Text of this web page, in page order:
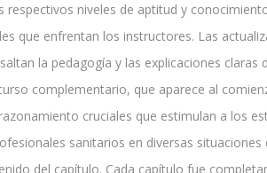
respectivos niveles de aptitud y
que enfrentan los instructores. Las
la pedagogía y las explicaciones claras
complementario, que aparece al
cruciales que estimulan a los
sanitarios en diversas situaciones
del capítulo. Cada capítulo fue